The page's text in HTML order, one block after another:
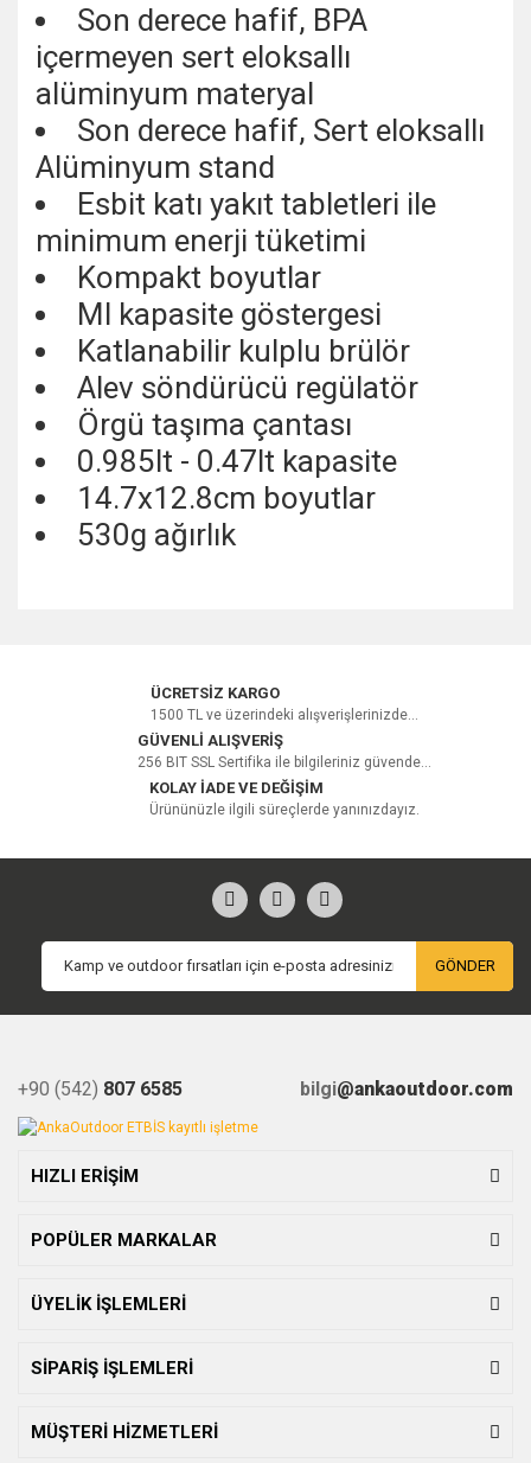
Son derece hafif, BPA
içermeyen sert eloksallı
alüminyum materyal
Son derece hafif, Sert eloksallı
Alüminyum stand
Esbit katı yakıt tabletleri ile
minimum enerji tüketimi
Kompakt boyutlar
Ml kapasite göstergesi
Katlanabilir kulplu brülör
Alev söndürücü regülatör
Örgü taşıma çantası
0.985lt - 0.47lt kapasite
14.7x12.8cm boyutlar
530g ağırlık
Bu ürüne ilk yorumu siz yapın!
Yorum Yaz
ÜCRETSİZ KARGO
1500 TL ve üzerindeki alışverişlerinizde...
GÜVENLİ ALIŞVERİŞ
256 BIT SSL Sertifika ile bilgileriniz güvende...
KOLAY İADE VE DEĞİŞİM
Ürününüzle ilgili süreçlerde yanınızdayız.
GÖNDER
+90 (542) 807 6585 bilgi@ankaoutdoor.com
HIZLI ERİŞİM
POPÜLER MARKALAR
ÜYELİK İŞLEMLERİ
SİPARİŞ İŞLEMLERİ
MÜŞTERİ HİZMETLERİ